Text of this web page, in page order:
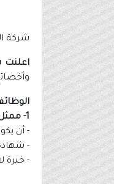
شركة
اعلنت
1- ممثل مبيعات:
- أن
- شهادة
- خبرة